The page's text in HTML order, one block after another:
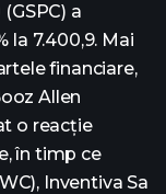
a
la 7.400,9. Mai
financiare,
Allen
o reacție
în timp ce
Inventiva Sa